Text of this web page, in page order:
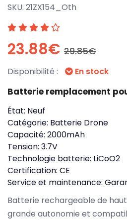
SKU: 21ZX154_Oth
23.88€ 29.85€
Disponibilité : En stock
Batterie remplacement
État: Neuf
Catégorie: Batterie Drone
Capacité: 2000mAh
Tension: 3.7V
Technologie batterie: LiCoO2
Certification: CE
Service et maintenance:
Batterie rechargeable de
grande autonomie et